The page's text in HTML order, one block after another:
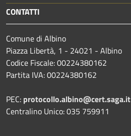
CONTATTI
Comune di Albino
Piazza Libertà, 1 - 24021 - Albino
Codice Fiscale: 00224380162
Partita IVA: 00224380162
PEC: protocollo.albino@cert.saga.it
Centralino Unico: 035 759911